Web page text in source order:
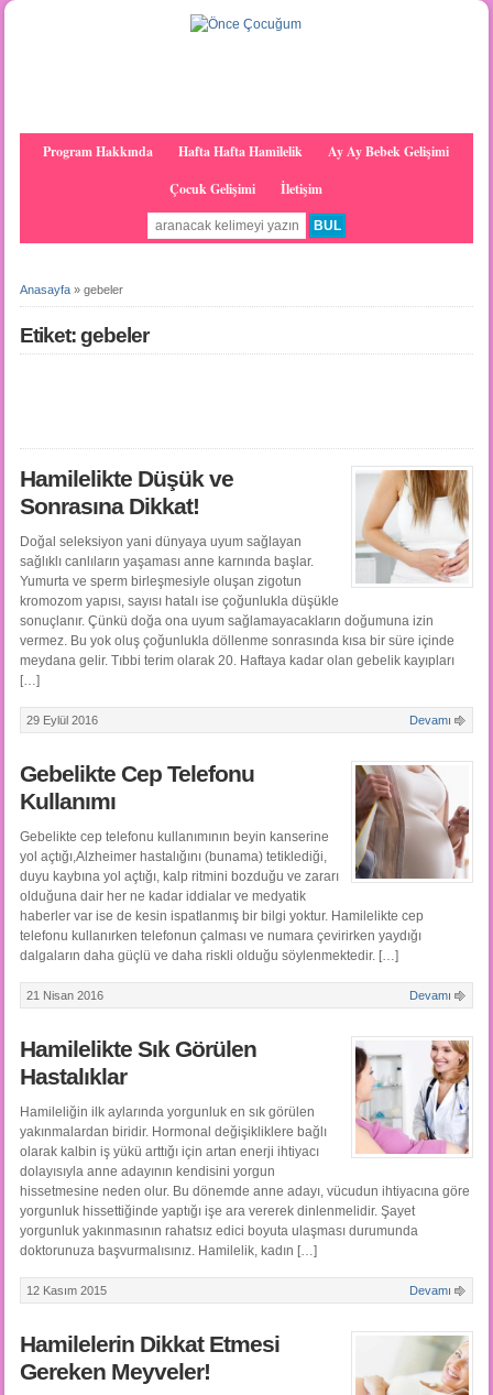
Program Hakkında Hafta Hafta Hamilelik
Ay Ay Bebek Gelişimi
Çocuk Gelişimi
İletişim
Anasayfa» gebeler
Etiket: gebeler
Hamilelikte Düşük ve
Sonrasına Dikkat!
Doğal seleksiyon yani dünyaya uyum sağlayan
sağlıklı canlıların yaşaması anne karnında başlar.
Yumurta ve sperm birleşmesiyle oluşan zigotun
kromozom yapısı, sayısı hatalı ise çoğunlukla düşükle
sonuçlanır. Çünkü doğa ona uyum sağlamayacakların doğumuna izin
vermez. Bu yok oluş çoğunlukla döllenme sonrasında kısa bir süre içinde
meydana gelir. Tıbbi terim olarak 20. Haftaya kadar olan gebelik kayıpları
[…]
29 Eylül 2016 Devamı
Gebelikte Cep Telefonu
Kullanımı
Gebelikte cep telefonu kullanımının beyin kanserine
yol açtığı,Alzheimer hastalığını (bunama) tetiklediği,
duyu kaybına yol açtığı, kalp ritmini bozduğu ve zararı
olduğuna dair her ne kadar iddialar ve medyatik
haberler var ise de kesin ispatlanmış bir bilgi yoktur. Hamilelikte cep
telefonu kullanırken telefonun çalması ve numara çevirirken yaydığı
dalgaların daha güçlü ve daha riskli olduğu söylenmektedir. […]
21 Nisan 2016 Devamı
Hamilelikte Sık Görülen
Hastalıklar
Hamileliğin ilk aylarında yorgunluk en sık görülen
yakınmalardan biridir. Hormonal değişikliklere bağlı
olarak kalbin iş yükü arttığı için artan enerji ihtiyacı
dolayısıyla anne adayının kendisini yorgun
hissetmesine neden olur. Bu dönemde anne adayı, vücudun ihtiyacına göre
yorgunluk hissettiğinde yaptığı işe ara vererek dinlenmelidir. Şayet
yorgunluk yakınmasının rahatsız edici boyuta ulaşması durumunda
doktorunuza başvurmalısınız. Hamilelik, kadın […]
12 Kasım 2015 Devamı
Hamilelerin Dikkat Etmesi
Gereken Meyveler!